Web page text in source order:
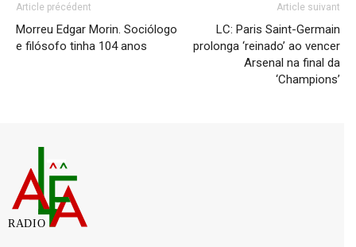
Article précédent
Morreu Edgar Morin. Sociólogo
e filósofo tinha 104 anos
Article suivant
LC: Paris Saint-Germain
prolonga ‘reinado’ ao vencer
Arsenal na final da
‘Champions’
RADIO